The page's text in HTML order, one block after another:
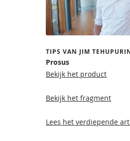
TIPS VAN JIM
Prosus
Bekijk het product
Bekijk het fragment
Lees het verdiepende